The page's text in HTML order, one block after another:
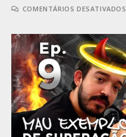
COMENTÁRIOS DESATIVADOS